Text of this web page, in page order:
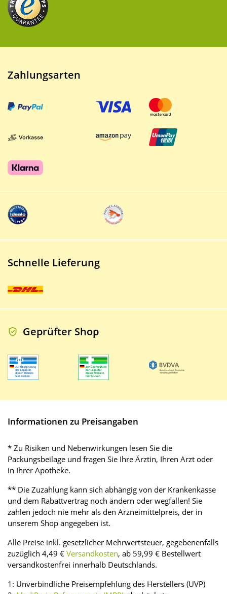
Zahlungsarten
Schnelle Lieferung
Geprüfter Shop
Informationen zu Preisangaben
* Zu Risiken und Nebenwirkungen lesen Sie die
Packungsbeilage und fragen Sie Ihre Ärztin, Ihren Arzt oder
in Ihrer Apotheke.
** Die Zuzahlung kann sich abhängig von der Krankenkasse
und dem Rabattvertrag noch ändern oder wegfallen! Sie
zahlen jedoch nie mehr als den Arzneimittelpreis, der in
unserem Shop angegeben ist.
Alle Preise inkl. gesetzlicher Mehrwertsteuer, gegebenenfalls
zuzüglich 4,49 € Versandkosten, ab 59,99 € Bestellwert
versandkostenfrei innerhalb Deutschlands.
1: Unverbindliche Preisempfehlung des Herstellers (UVP)